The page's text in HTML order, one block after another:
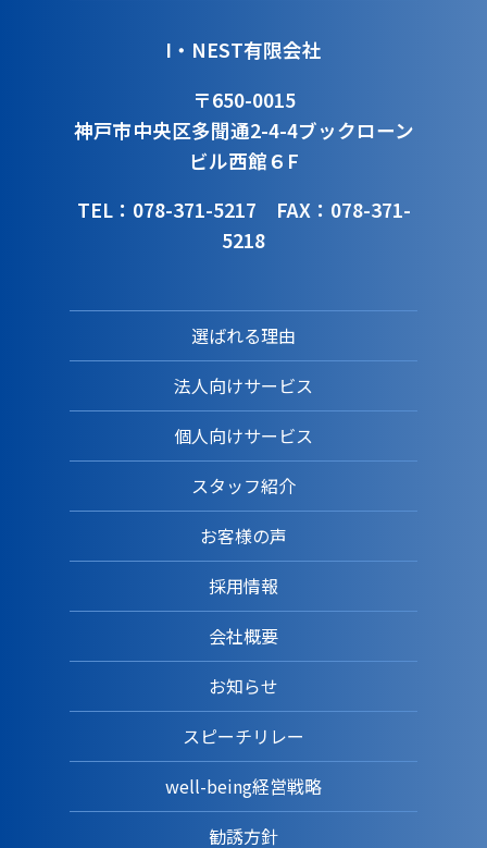
I・NEST有限会社
〒650-0015
神戸市中央区多聞通2-4-4ブックローン
ビル西館６F
TEL：078-371-5217 FAX：078-371-
5218
選ばれる理由
法人向けサービス
個人向けサービス
スタッフ紹介
お客様の声
採用情報
会社概要
お知らせ
スピーチリレー
well-being経営戦略
勧誘方針